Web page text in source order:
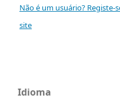
Não é um usuário? Registe-
site
Idioma